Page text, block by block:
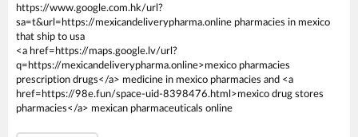
https://www.google.com.hk/url?
sa=t&url=https://mexicandeliverypharma.online pharmacies in mexico
that ship to usa
<a href=https://maps.google.lv/url?
q=https://mexicandeliverypharma.online>mexico pharmacies
prescription drugs</a> medicine in mexico pharmacies and <a
href=https://98e.fun/space-uid-8398476.html>mexico drug stores
pharmacies</a> mexican pharmaceuticals online